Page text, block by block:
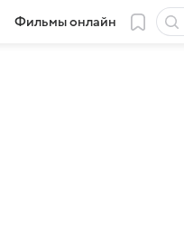
Фильмы онлайн